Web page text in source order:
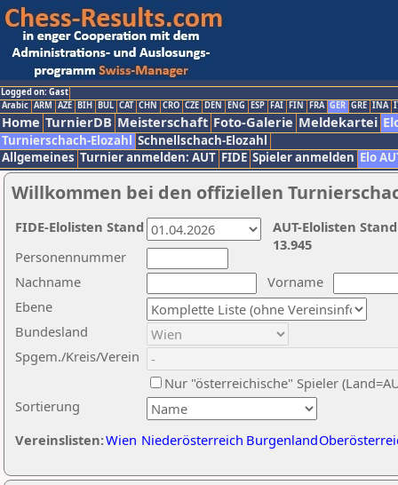
Logged on: Gast
Arabic ARM AZE BIH BUL CAT CHN CRO CZE DEN ENG ESP FAI FIN FRA GER GRE INA
Home TurnierDB Meisterschaft Foto-Galerie Meldekartei
Turnierschach-Elozahl Schnellschach-Elozahl
Allgemeines Turnier anmelden: AUT FIDE Spieler anmelden Elo
Willkommen bei den offiziellen
Nachname
Vorname
Ebene
Sortierung
Personennummer
Bundesland
Spgem./Kreis/Verein
Nur "österreichische" Spieler
Vereinslisten:Wien Niederösterreich Burgenland
AUT-Elolisten
13.945
FIDE-Elolisten Stand